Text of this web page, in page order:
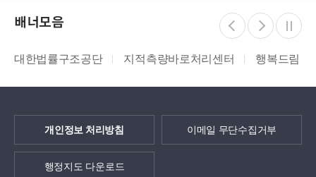
배너모음
대한법률구조공단 지적측량바로처리센터 행복드림
개인정보 처리방침 이메일 무단수집거부
행정지도 다운로드